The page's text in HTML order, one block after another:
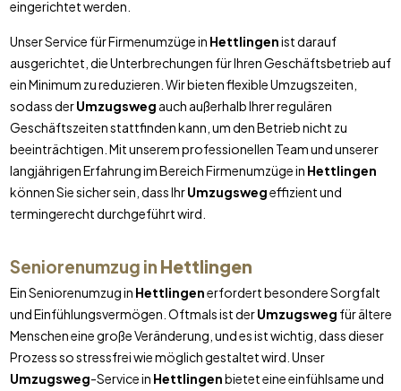
eingerichtet werden.
Unser Service für Firmenumzüge in Hettlingenist darauf
ausgerichtet, die Unterbrechungen für Ihren Geschäftsbetrieb auf
ein Minimum zu reduzieren. Wir bieten flexible Umzugszeiten,
sodass derUmzugsweg auch außerhalb Ihrer regulären
Geschäftszeiten stattfinden kann, um den Betrieb nicht zu
beeinträchtigen. Mit unserem professionellen Team und unserer
langjährigen Erfahrung im Bereich Firmenumzüge in Hettlingen
können Sie sicher sein, dass IhrUmzugswegeffizient und
termingerecht durchgeführt wird.
Seniorenumzug in Hettlingen
Ein Seniorenumzug in Hettlingenerfordert besondere Sorgfalt
und Einfühlungsvermögen. Oftmals ist derUmzugsweg für ältere
Menschen eine große Veränderung, und es ist wichtig, dass dieser
Prozess so stressfrei wie möglich gestaltet wird. Unser
Umzugsweg-Service in Hettlingenbietet eine einfühlsame und